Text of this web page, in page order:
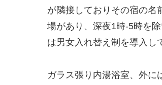
が隣接しておりその宿の名
場があり、深夜1時‐5時を
は男女入れ替え制を導入し
ガラス張り内湯浴室、外に